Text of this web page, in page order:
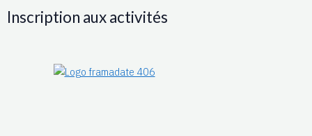
Inscription aux activités